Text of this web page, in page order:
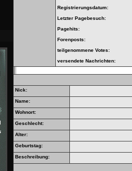
Registrierungsdatum:
Letzter Pagebesuch:
Pagehits:
Forenposts:
teilgenommene Votes:
versendete Nachrichten:
Nick:
Name:
Wohnort:
Geschlecht:
Alter:
Geburtstag:
Beschreibung: